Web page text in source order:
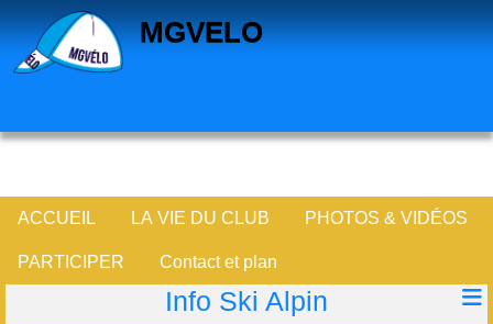
MGVELO
ACCUEIL LA VIE DU CLUB PHOTOS & VIDÉOS
PARTICIPER Contact et plan
Info Ski Alpin
Panneau de gestion des cookies